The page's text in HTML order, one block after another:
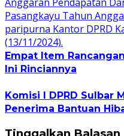
Empat Item
Ini Rinciannya
Komisi I DPRD Sulbar
Penerima Bantuan